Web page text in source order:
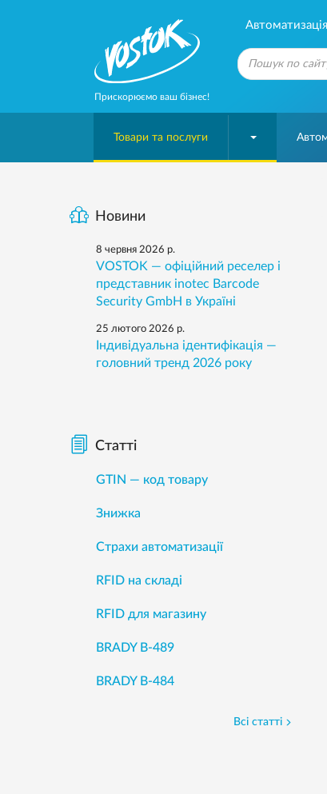
Прискорюємо ваш бізнес!
Товари та послуги
Новини
8 червня 2026 р.
VOSTOK — офіційний реселер і
представник inotec Barcode
Security GmbH в Україні
25 лютого 2026 р.
Індивідуальна ідентифікація —
головний тренд 2026 року
Статті
GTIN — код товару
Знижка
Страхи автоматизації
RFID на складі
RFID для магазину
BRADY B-489
BRADY B-484
Всі статті